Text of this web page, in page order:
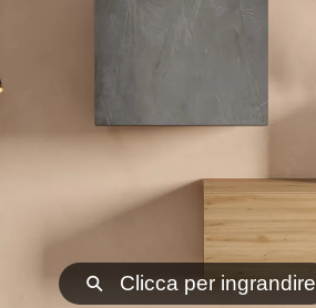
⚲ Clicca per ingrandire